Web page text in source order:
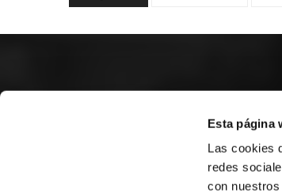
Esta página
Las cookies
redes
con